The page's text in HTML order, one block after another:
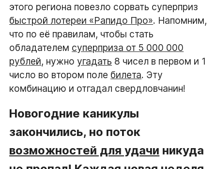
этого региона повезло сорвать суперприз
быстрой лотереи «Рапидо Про». Напомним,
что по её правилам, чтобы стать
обладателем суперприза от 5 000 000
рублей, нужноугадать 8 чисел в первом и 1
число во втором поле билета. Эту
комбинацию и отгадал свердловчанин!
Новогодние каникулы
закончились, но поток
возможностей для удачи никуда